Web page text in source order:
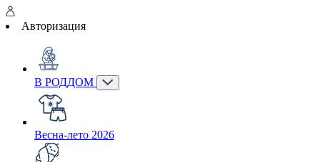
Авторизация
В РОДДОМ
Весна-лето 2026